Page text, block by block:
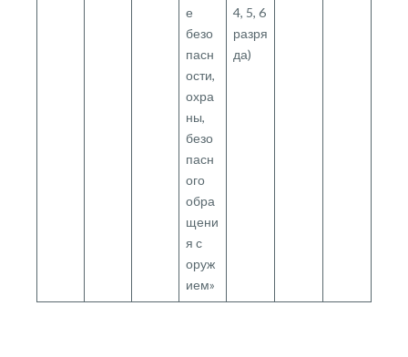
е
безо
пасн
ости,
охра
ны,
безо
пасн
ого
обра
щени
я с
оруж
ием»
4, 5, 6
разря
да)